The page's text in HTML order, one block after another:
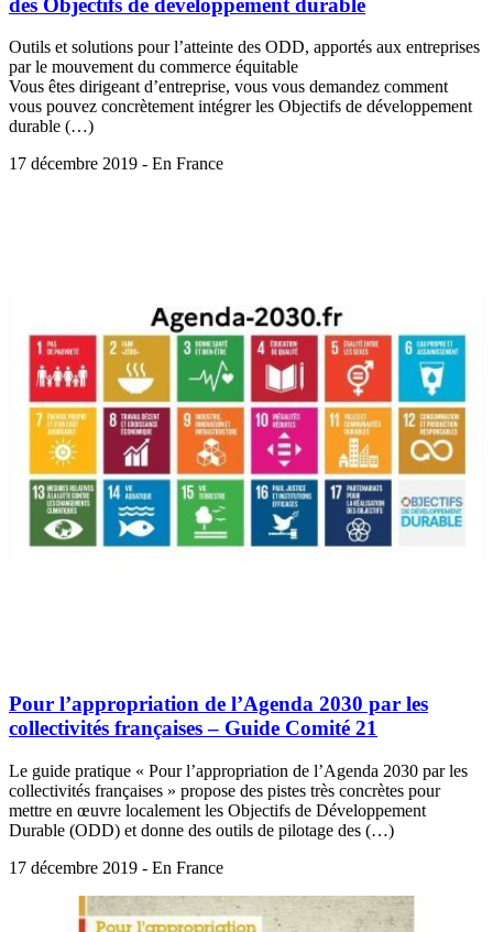
Outils et solutions pour l’atteinte des ODD, apportés aux entreprises
par le mouvement du commerce équitable
Vous êtes dirigeant d’entreprise, vous vous demandez comment
vous pouvez concrètement intégrer les Objectifs de développement
durable (…)
17 décembre 2019 - En France
Pour l’appropriation de l’Agenda 2030 par les
collectivités françaises – Guide Comité 21
Le guide pratique « Pour l’appropriation de l’Agenda 2030 par les
collectivités françaises » propose des pistes très concrètes pour
mettre en œuvre localement les Objectifs de Développement
Durable (ODD) et donne des outils de pilotage des (…)
17 décembre 2019 - En France